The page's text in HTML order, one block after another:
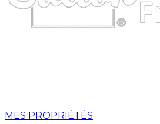
MES PROPRIÉTÉS